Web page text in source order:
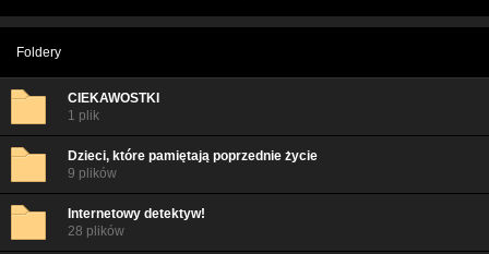
Foldery
CIEKAWOSTKI
1 plik
Dzieci, które pamiętają poprzednie życie
9 plików
Internetowy detektyw!
28 plików